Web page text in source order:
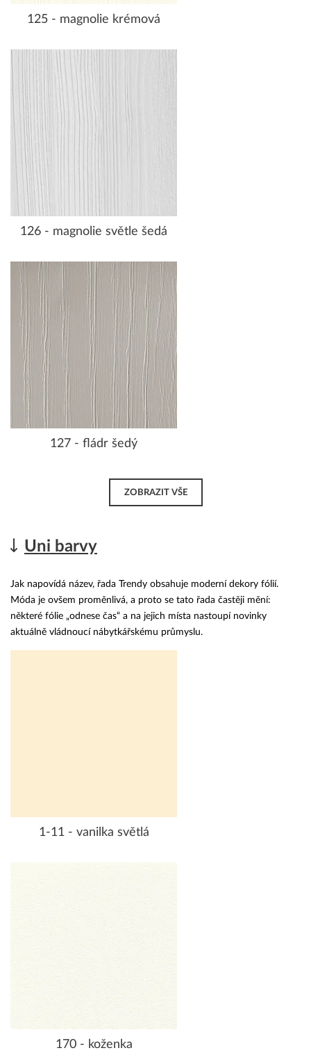
125 - magnolie krémová
126 - magnolie světle šedá
127 - fládr šedý
ZOBRAZIT VŠE
Uni barvy
Jak napovídá název, řada Trendy obsahuje moderní dekory fólií.
Móda je ovšem proměnlivá, a proto se tato řada častěji mění:
některé fólie „odnese čas“ a na jejich místa nastoupí novinky
aktuálně vládnoucí nábytkářskému průmyslu.
1-11 - vanilka světlá
170 - koženka